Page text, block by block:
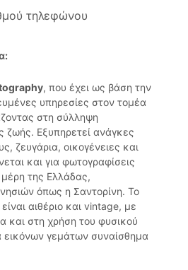
τηλεφώνου
, που έχει ως βάση την
υπηρεσίες στον τομέα
στη σύλληψη
ζωής. Εξυπηρετεί ανάγκες
ζευγάρια, οικογένειες και
και για φωτογραφίσεις
της Ελλάδας,
όπως η Σαντορίνη. Το
αιθέριο και vintage, με
και στη χρήση του φυσικού
εικόνων γεμάτων συναίσθημα